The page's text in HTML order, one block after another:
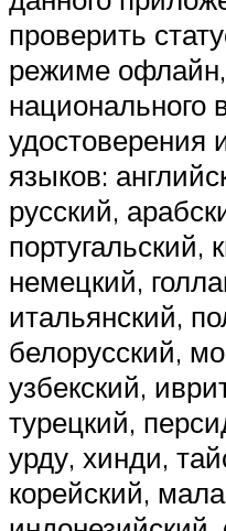
проверить
режиме
национального
удостоверения
языков:
русский,
португальский,
немецкий,
итальянский,
белорусский,
узбекский,
турецкий,
урду, хинди,
корейский,